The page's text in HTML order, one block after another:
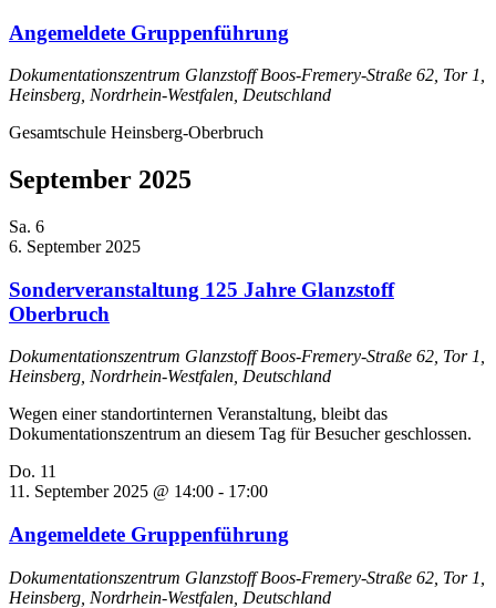
Angemeldete Gruppenführung
Dokumentationszentrum GlanzstoffBoos-Fremery-Straße 62, Tor 1,
Heinsberg, Nordrhein-Westfalen, Deutschland
Gesamtschule Heinsberg-Oberbruch
September 2025
Sa. 6
6. September 2025
Sonderveranstaltung 125 Jahre Glanzstoff
Oberbruch
Dokumentationszentrum GlanzstoffBoos-Fremery-Straße 62, Tor 1,
Heinsberg, Nordrhein-Westfalen, Deutschland
Wegen einer standortinternen Veranstaltung, bleibt das
Dokumentationszentrum an diesem Tag für Besucher geschlossen.
Do. 11
11. September 2025 @ 14:00 - 17:00
Angemeldete Gruppenführung
Dokumentationszentrum GlanzstoffBoos-Fremery-Straße 62, Tor 1,
Heinsberg, Nordrhein-Westfalen, Deutschland